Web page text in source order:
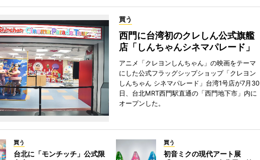
買う
西門に台湾初のクレしん公式旗艦
店「しんちゃんシネマパレード」
アニメ「クレヨンしんちゃん」の映画をテーマ
にした公式フラッグシップショップ「クレヨン
しんちゃん シネマパレード」台湾1号店が7月30
日、台北MRT西門駅直通の「西門地下市」内に
オープンした。
買う
台北に「モンチッチ」公式限
買う
初音ミクの現代アート展